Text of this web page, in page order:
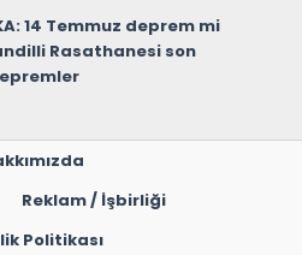
14 Temmuz deprem mi
Rasathanesi son
Reklam / İşbirliği
Politikası